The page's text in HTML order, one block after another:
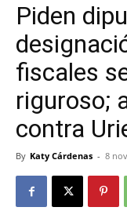
Piden
fiscales
riguroso;
contra
By Katy Cárdenas - 8